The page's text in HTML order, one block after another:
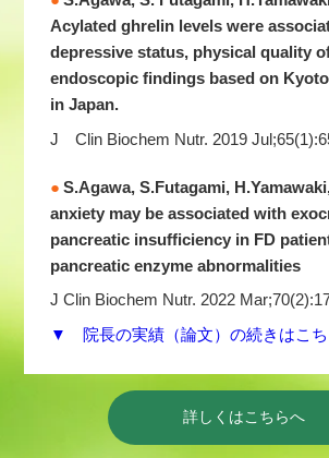
Acylated ghrelin levels were
depressive status, physical quality
endoscopic findings based on
in Japan.
J Clin Biochem Nutr. 2019
S.Agawa, S.Futagami,
anxiety may be associated with
pancreatic insufficiency in FD
pancreatic enzyme abnormalities
J Clin Biochem Nutr. 2022
▼ 院長の実績（論文）の続きはこち
詳しくはこちらへ